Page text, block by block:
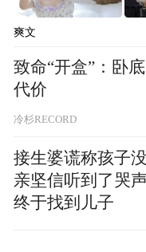
米到数百米）、
的天气系统。本
中，空气剧烈对
它不仅尺度小，
短的时间里，它
旋转性强风，阵
爽文
致命“开盒”：卧
代价
冷杉RECORD
接生婆谎称孩子
亲坚信听到了哭
终于找到儿子